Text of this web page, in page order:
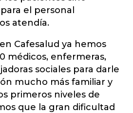
el personal
atendía.
Cafesalud ya hemos
médicos, enfermeras,
sociales para darle
mucho más familiar y
primeros niveles de
que la gran dificultad